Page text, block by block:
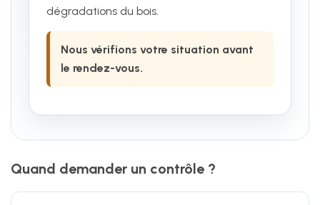
dégradations du bois.
Nous vérifions votre situation avant
le rendez-vous.
Quand demander un contrôle ?